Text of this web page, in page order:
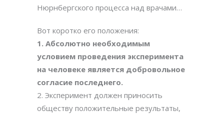
Нюрнбергского процесса над врачами…
Вот коротко его положения:
1. Абсолютно необходимым
условием проведения эксперимента
на человеке является добровольное
согласие последнего.
2. Эксперимент должен приносить
обществу положительные результаты,